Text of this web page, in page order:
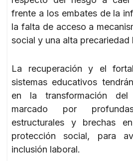
frente a los embates de la
la falta de acceso a
social y una alta precariedad
La recuperación y el
sistemas educativos
en la transformación del
marcado por
estructurales y brechas
protección social, para
inclusión laboral.